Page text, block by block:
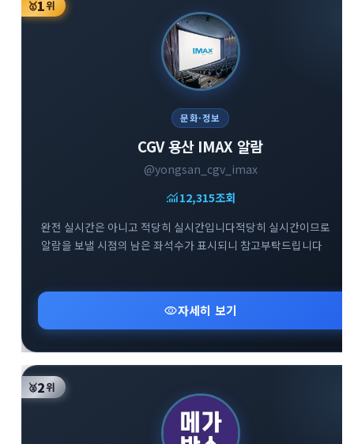
🥇1위
문화·정보
CGV 용산 IMAX 알람
@yongsan_cgv_imax
monitoring12,315조회
완전 실시간은 아니고 적당히 실시간입니다적당히 실시간이므로
알람을 보낼 시점의 남은 좌석수가 표시되니 참고부탁드립니다
visibility자세히 보기
🥈2위